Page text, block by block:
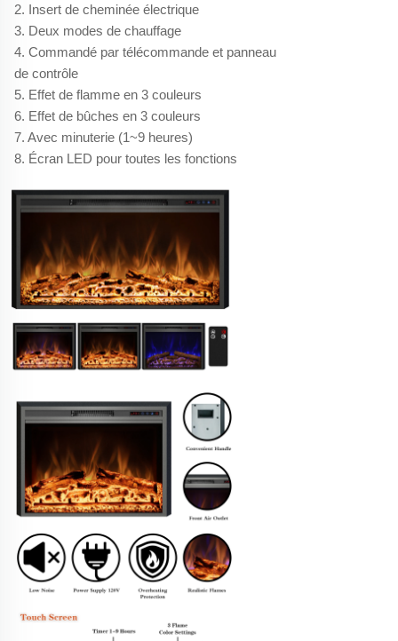
2. Insert de cheminée électrique
3. Deux modes de chauffage
4. Commandé par télécommande et panneau
de contrôle
5. Effet de flamme en 3 couleurs
6. Effet de bûches en 3 couleurs
7. Avec minuterie (1~9 heures)
8. Écran LED pour toutes les fonctions